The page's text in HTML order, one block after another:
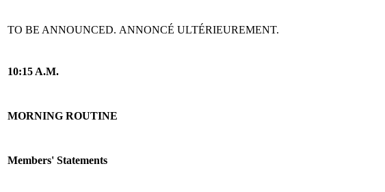
TO BE ANNOUNCED. ANNONCÉ ULTÉRIEUREMENT.
10:15 A.M.
MORNING ROUTINE
Members' Statements